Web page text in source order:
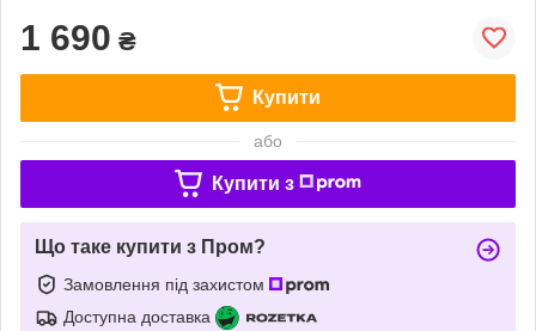
1 690 ₴
Купити
або
Купити з
Що таке купити з Пром?
Замовлення під захистом
Доступна доставка